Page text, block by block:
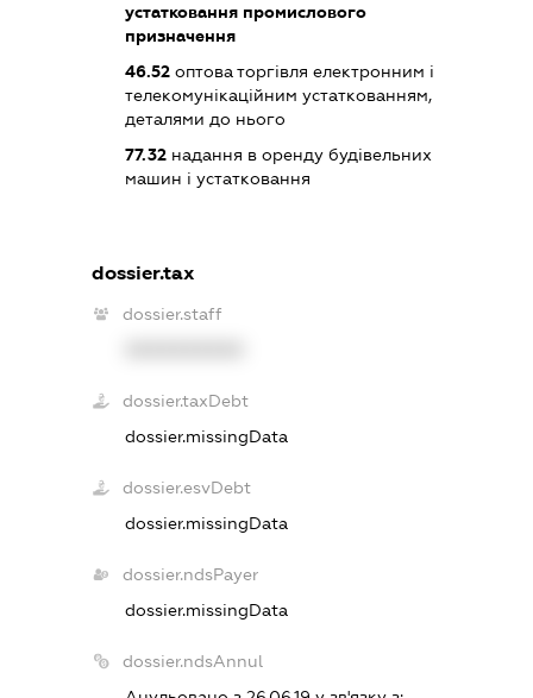
устатковання промислового
призначення
46.52 оптова торгівля електронним і
телекомунікаційним устаткованням,
деталями до нього
77.32 надання в оренду будівельних
машин і устатковання
dossier.tax
dossier.staff
dossier.taxDebt
dossier.missingData
dossier.esvDebt
dossier.missingData
dossier.ndsPayer
dossier.missingData
dossier.ndsAnnul